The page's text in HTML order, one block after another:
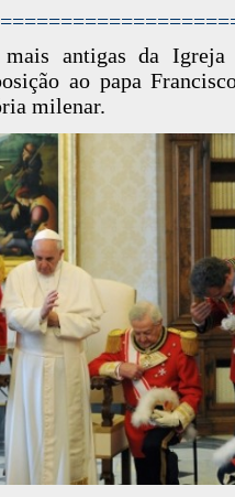
antigas da Igreja
ao papa
milenar.